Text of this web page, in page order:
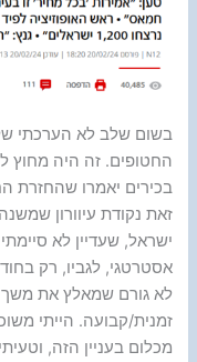
בשום שלב לא הערכתי
החטופים. זה היה מחוץ
בכירים יאמרו שהחזרת
זאת נקודת עיוורון
ישראל, שעדיין לא
אסטרטגי, לגביו, רק
לא גורם שמאלץ את
זמנית/קבועה. הייתי
מכלום בעניין הזה,